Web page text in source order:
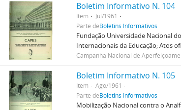
Boletim Informativo N. 104
Item
Jul/1961
Parte deBoletins Informativos
Fundação Universidade Nacional
Internacionais da Educação; Atos
Campanha Nacional de
Boletim Informativo N. 105
Item
Ago/1961
Parte deBoletins Informativos
Mobilização Nacional contra o